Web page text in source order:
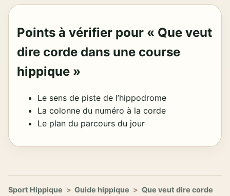
Points à vérifier pour « Que veut
dire corde dans une course
hippique »
Le sens de piste de l’hippodrome
La colonne du numéro à la corde
Le plan du parcours du jour
Sport Hippique > Guide hippique > Que veut dire corde